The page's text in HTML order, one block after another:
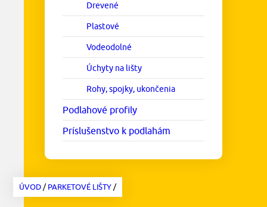
Drevené
Plastové
Vodeodolné
Úchyty na lišty
Rohy, spojky, ukončenia
Podlahové profily
Príslušenstvo k podlahám
ÚVOD/PARKETOVÉ LIŠTY/